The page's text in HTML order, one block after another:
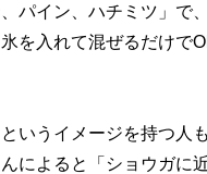
パイン、ハチミツ」で
を入れて混ぜるだけで
いうイメージを持つ人
によると「ショウガに